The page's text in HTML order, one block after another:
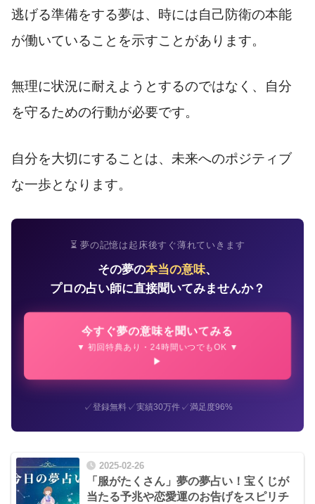
逃げる準備をする夢は、時には自己防衛の本能
が働いていることを示すことがあります。
無理に状況に耐えようとするのではなく、自分
を守るための行動が必要です。
自分を大切にすることは、未来へのポジティブ
な一歩となります。
⏳ 夢の記憶は起床後すぐ薄れていきます
その夢の本当の意味、
プロの占い師に直接聞いてみませんか？
今すぐ夢の意味を聞いてみる
▼ 初回特典あり・24時間いつでもOK ▼
✓登録無料✓実績30万件✓満足度96%
2025-02-26
「服がたくさん」夢の夢占い！宝くじが
当たる予兆や恋愛運のお告げをスピリチ